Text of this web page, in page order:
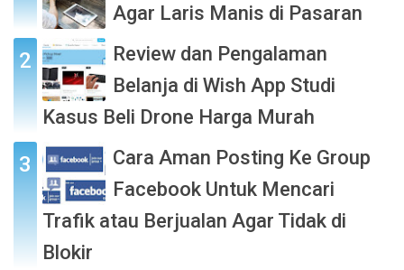
Agar Laris Manis di Pasaran
Review dan Pengalaman
Belanja di Wish App Studi
Kasus Beli Drone Harga Murah
Cara Aman Posting Ke Group
Facebook Untuk Mencari
Trafik atau Berjualan Agar Tidak di
Blokir